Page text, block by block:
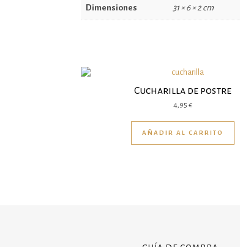
Dimensiones 31 × 6 × 2 cm
Cucharilla de postre
4,95 €
AÑADIR AL CARRITO